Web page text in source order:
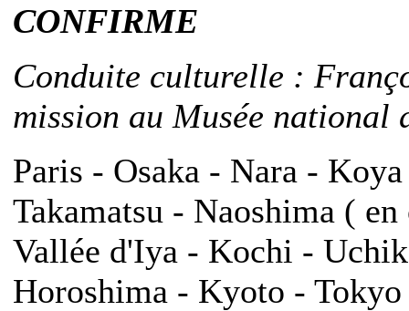
CONFIRME
Conduite culturelle :
mission au Musée national
Paris - Osaka - Nara -
Takamatsu - Naoshima (
Vallée d'Iya - Kochi -
Horoshima - Kyoto -